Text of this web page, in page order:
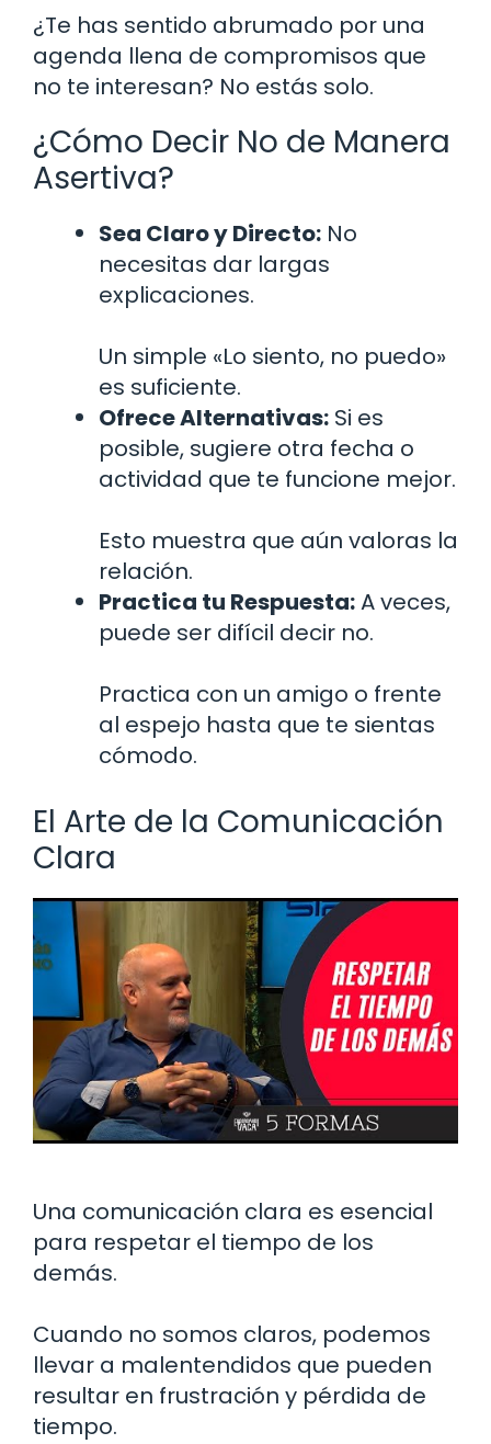
¿Te has sentido abrumado por una
agenda llena de compromisos que
no te interesan? No estás solo.
¿Cómo Decir No de Manera
Asertiva?
Sea Claro y Directo: No
necesitas dar largas
explicaciones.
Un simple «Lo siento, no puedo»
es suficiente.
Ofrece Alternativas: Si es
posible, sugiere otra fecha o
actividad que te funcione mejor.
Esto muestra que aún valoras la
relación.
Practica tu Respuesta:A veces,
puede ser difícil decir no.
Practica con un amigo o frente
al espejo hasta que te sientas
cómodo.
El Arte de la Comunicación
Clara
Una comunicación clara es esencial
para respetar el tiempo de los
demás.
Cuando no somos claros, podemos
llevar a malentendidos que pueden
resultar en frustración y pérdida de
tiempo.